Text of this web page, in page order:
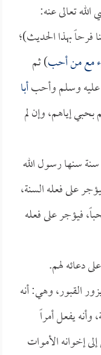
تعالى عنه:
فرحاً بهذا الحديث)؛
مع من أحب) ثم
عليه وسلم وأحبأبا
إياهم، وإن لم
سنة سنها رسول الله
على فعله السنة،
فيؤجر على فعله
دعائه لهم.
القبور، وهي: أنه
وأنه يفعل أمراً
إخوانه الأموات